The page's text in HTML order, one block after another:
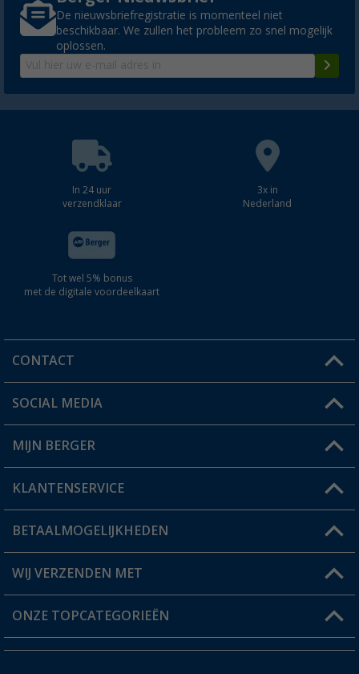
De nieuwsbriefregistratie is momenteel niet
beschikbaar. We zullen het probleem zo snel mogelijk
oplossen.
In 24 uur
verzendklaar
3x in
Nederland
Tot wel 5% bonus
met de digitale voordeelkaart
CONTACT
Een vraag?
Winkel vinden
SOCIAL MEDIA
MIJN BERGER
Mijn account
Status bestelling
Verlanglijstje
KLANTENSERVICE
FAQ & Contact
Verzendinformatie
Catalogus
BETAALMOGELIJKHEDEN
WIJ VERZENDEN MET
ONZE TOPCATEGORIEËN